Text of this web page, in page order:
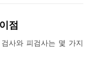
점
사와 피검사는 몇 가지